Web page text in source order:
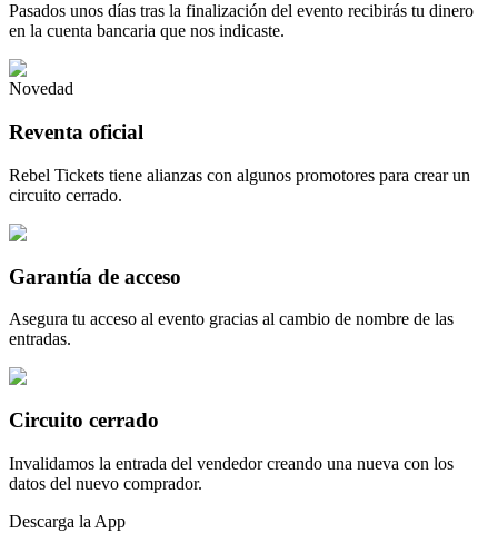
Pasados unos días tras la finalización del evento recibirás tu dinero
en la cuenta bancaria que nos indicaste.
Novedad
Reventa oficial
Rebel Tickets tiene alianzas con algunos promotores para crear un
circuito cerrado.
Garantía de acceso
Asegura tu acceso al evento gracias al cambio de nombre de las
entradas.
Circuito cerrado
Invalidamos la entrada del vendedor creando una nueva con los
datos del nuevo comprador.
Descarga la App